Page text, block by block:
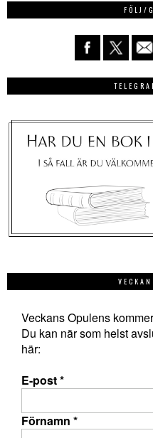
FÖLJ/
Veckans Opulens
Du kan när som helst
här:
E-post*
Förnamn *